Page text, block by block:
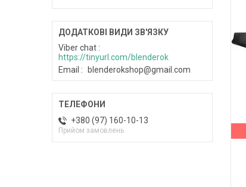
Viber chat
https://tinyurl.com/blenderok
Email
blenderokshop@gmail.com
+380 (97) 160-10-13
Прийом замовлень